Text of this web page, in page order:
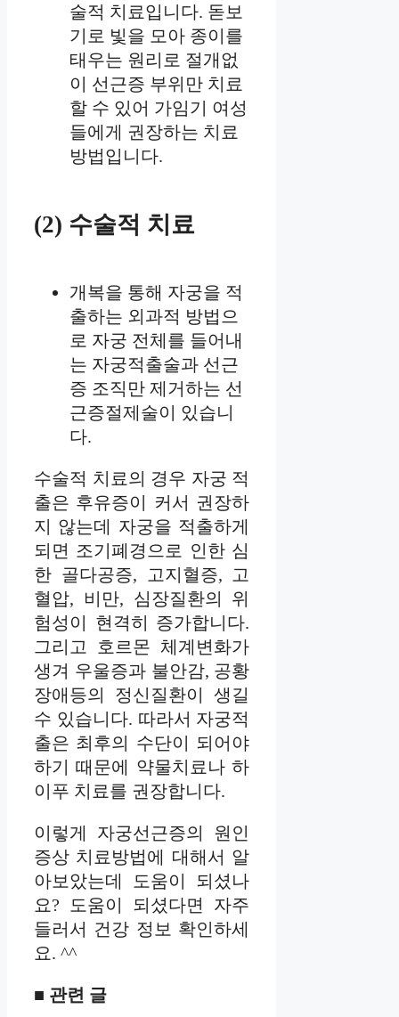
술적 치료입니다. 돋보
기로 빛을 모아 종이를
태우는 원리로 절개없
이 선근증 부위만 치료
할 수 있어 가임기 여성
들에게 권장하는 치료
방법입니다.
(2) 수술적 치료
개복을 통해 자궁을 적
출하는 외과적 방법으
로 자궁 전체를 들어내
는 자궁적출술과 선근
증 조직만 제거하는 선
근증절제술이 있습니
다.
수술적 치료의 경우 자궁 적
출은 후유증이 커서 권장하
지 않는데 자궁을 적출하게
되면 조기폐경으로 인한 심
한 골다공증, 고지혈증, 고
혈압, 비만, 심장질환의 위
험성이 현격히 증가합니다.
그리고 호르몬 체계변화가
생겨 우울증과 불안감, 공황
장애등의 정신질환이 생길
수 있습니다. 따라서 자궁적
출은 최후의 수단이 되어야
하기 때문에 약물치료나 하
이푸 치료를 권장합니다.
이렇게 자궁선근증의 원인
증상 치료방법에 대해서 알
아보았는데 도움이 되셨나
요? 도움이 되셨다면 자주
들러서 건강 정보 확인하세
요. ^^
■ 관련 글